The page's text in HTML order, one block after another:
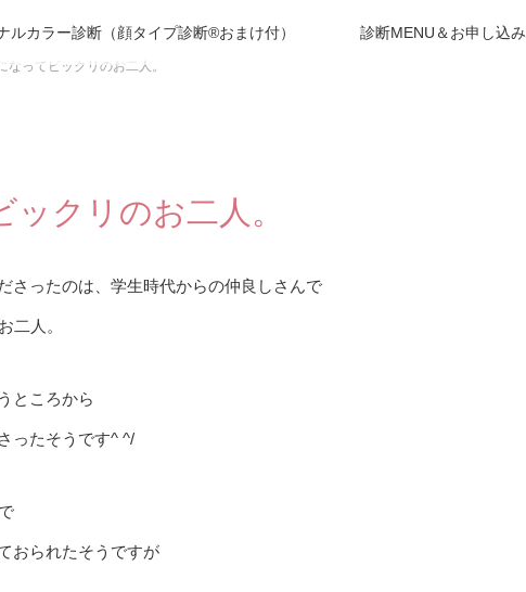
ルカラー診断（顔タイプ診断®︎おまけ付） 診断MENU＆お申し込み
なってビックリのお二人。
クリのお二人。
さったのは、学生時代からの仲良しさんで
二人。
ところから
ったそうです^ ^/
おられたそうですが